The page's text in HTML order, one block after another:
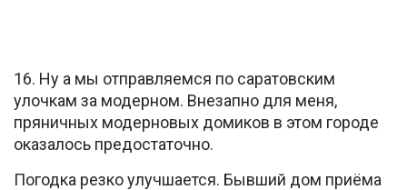
16. Ну а мы отправляемся по саратовским
улочкам за модерном. Внезапно для меня,
пряничных модерновых домиков в этом городе
оказалось предостаточно.
Погодка резко улучшается. Бывший дом приёма